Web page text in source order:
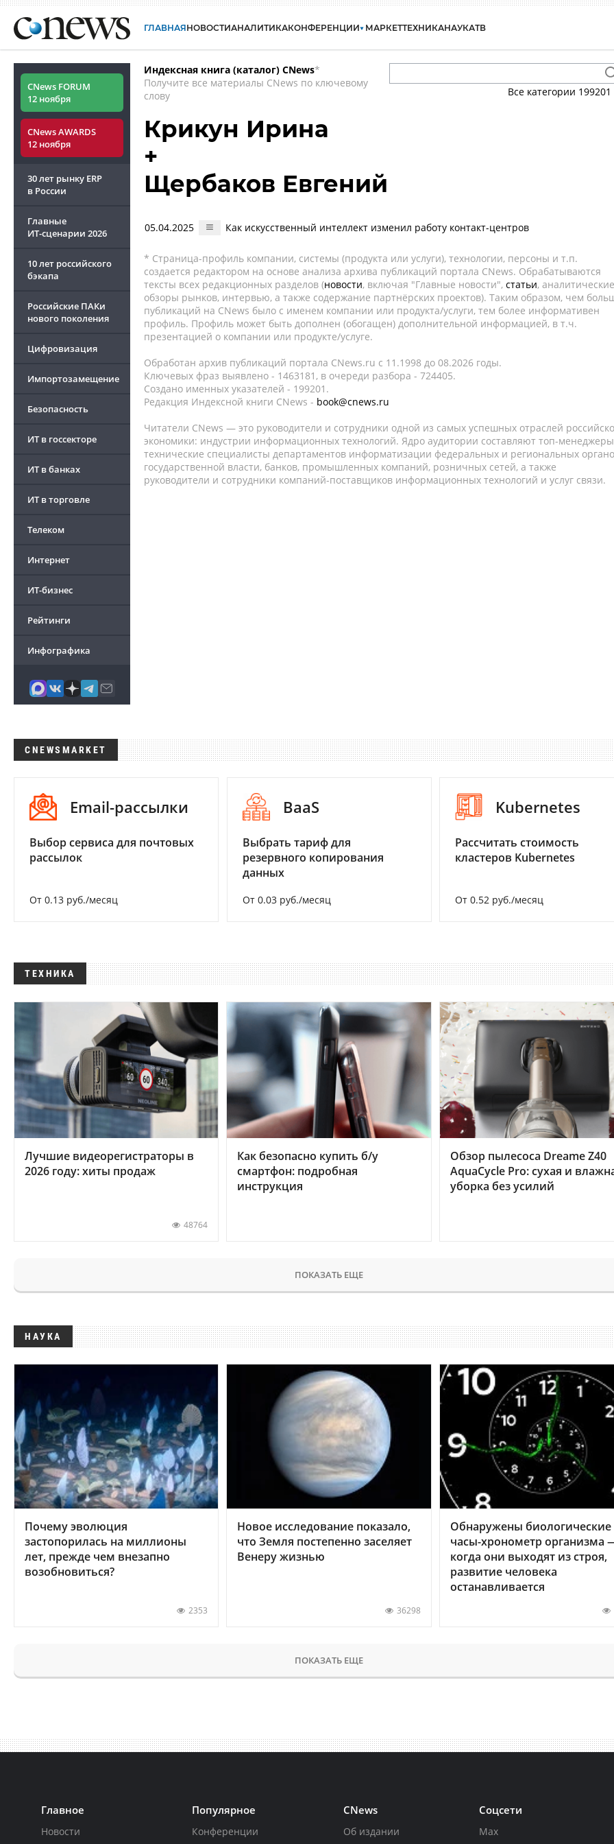
ГЛАВНАЯНОВОСТИАНАЛИТИКАКОНФЕРЕНЦИИ МАРКЕТТЕХНИКАНАУКАТВ
CNews FORUM
12 ноября
CNews AWARDS
12 ноября
30 лет рынку ERP
в России
Главные
ИТ-сценарии 2026
10 лет российского
бэкапа
Российские ПАКи
нового поколения
Цифровизация
Импортозамещение
Безопасность
ИТ в госсекторе
ИТ в банках
ИТ в торговле
Телеком
Интернет
ИТ-бизнес
Рейтинги
Инфографика
Индексная книга (каталог) CNews*
Получите все материалы CNews по ключевому
слову
Все категории 199201
Крикун Ирина
+
Щербаков Евгений
05.04.2025 Как искусственный интеллект изменил работу контакт-центров
* Страница-профиль компании, системы (продукта или услуги), технологии, персоны и т.п.
создается редактором на основе анализа архива публикаций портала CNews. Обрабатываются
тексты всех редакционных разделов (новости, включая "Главные новости", статьи, аналитические
обзоры рынков, интервью, а также содержание партнёрских проектов). Таким образом, чем
публикаций на CNews было с именем компании или продукта/услуги, тем более информативен
профиль. Профиль может быть дополнен (обогащен) дополнительной информацией, в т.ч.
презентацией о компании или продукте/услуге.
Обработан архив публикаций портала CNews.ru c 11.1998 до 08.2026 годы.
Ключевых фраз выявлено - 1463181, в очереди разбора - 724405.
Создано именных указателей - 199201.
Редакция Индексной книги CNews - book@cnews.ru
Читатели CNews — это руководители и сотрудники одной из самых успешных отраслей
экономики: индустрии информационных технологий. Ядро аудитории составляют топ-
технические специалисты департаментов информатизации федеральных и региональных
государственной власти, банков, промышленных компаний, розничных сетей, а также
руководители и сотрудники компаний-поставщиков информационных технологий и услуг связи.
CNEWSMARKET
Email-рассылки
Выбор сервиса для почтовых
рассылок
От 0.13 руб./месяц
BaaS
Выбрать тариф для
резервного копирования
данных
От 0.03 руб./месяц
Kubernetes
Рассчитать стоимость
кластеров Kubernetes
От 0.52 руб./месяц
ТЕХНИКА
Лучшие видеорегистраторы в
2026 году: хиты продаж
48764
Как безопасно купить б/у
смартфон: подробная
инструкция
Обзор пылесоса Dreame Z40
AquaCycle Pro: сухая и
уборка без усилий
ПОКАЗАТЬ ЕЩЕ
НАУКА
Почему эволюция
застопорилась на миллионы
лет, прежде чем внезапно
возобновиться?
2353
Новое исследование показало,
что Земля постепенно заселяет
Венеру жизнью
36298
Обнаружены биологические
часы-хронометр организма
когда они выходят из строя,
развитие человека
останавливается
ПОКАЗАТЬ ЕЩЕ
Главное
Новости
Популярное
Конференции
CNews
Об издании
Соцсети
Max